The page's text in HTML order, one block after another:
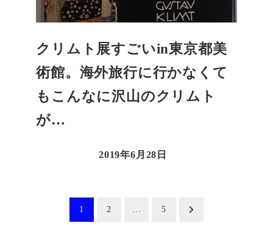
クリムト展すごいin東京都美
術館。海外旅行に行かなくて
もこんなに沢山のクリムト
が…
2019年6月28日
1 2 5